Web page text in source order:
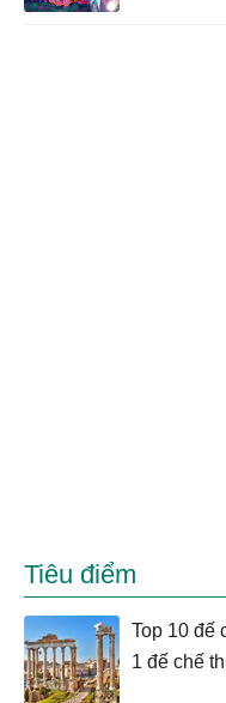
Tiêu điểm
Top 10 đế
1 đế chế